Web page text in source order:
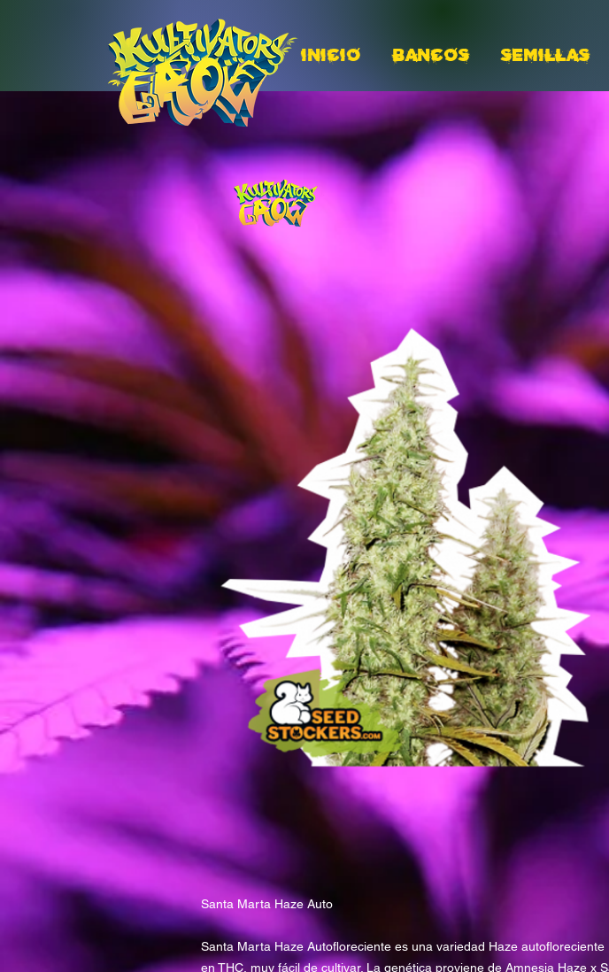
INICIO BANCOS Semillas
Santa Marta Haze Auto
Santa Marta Haze Autofloreciente es una variedad Haze autofloreciente
en THC, muy fácil de cultivar. La genética proviene de Amnesia Haze x